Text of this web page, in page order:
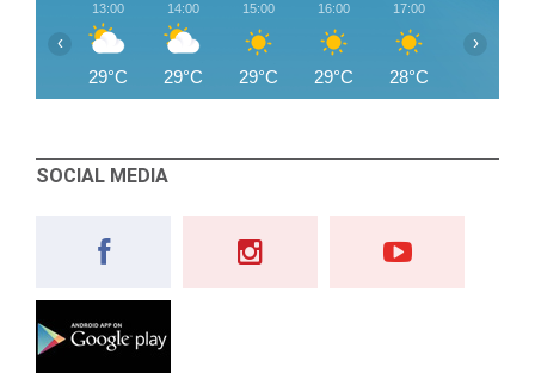
13:00
29°C
14:00
29°C
15:00
29°C
16:00
29°C
17:00
28°C
‹ ›
SOCIAL MEDIA